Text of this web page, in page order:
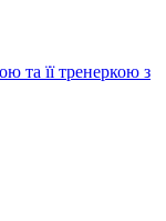
та її тренеркою з